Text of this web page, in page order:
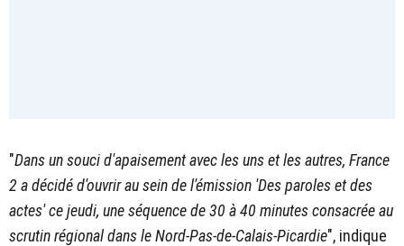
"Dans un souci d'apaisement avec les uns et les autres, France
2 a décidé d'ouvrir au sein de l'émission 'Des paroles et des
actes' ce jeudi, une séquence de 30 à 40 minutes consacrée au
scrutin régional dans le Nord-Pas-de-Calais-Picardie", indique